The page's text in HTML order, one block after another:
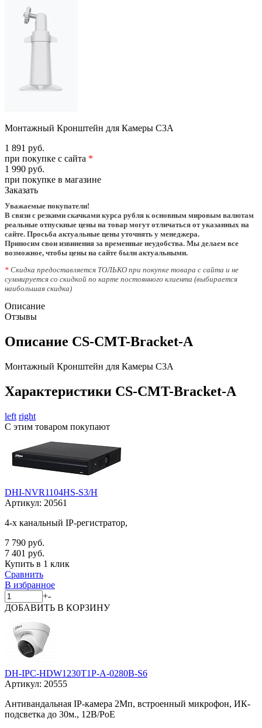
Монтажный Кронштейн для Камеры C3A
1 891 руб.
при покупке с сайта *
1 990 руб.
при покупке в магазине
Заказать
Уважаемые покупатели!
В связи с резкими скачками курса рубля к основным мировым валютам
реальные отпускные цены на товар могут отличаться от указанных на
сайте. Просьба актуальные цены уточнять у менеджера.
Приносим свои извинения за временные неудобства. Мы делаем все
возможное, чтобы цены на сайте были актуальными.
* Скидка предоставляется ТОЛЬКО при покупке товара с сайта и не
суммируется со скидкой по карте постоянного клиента (выбирается
наибольшая скидка)
Описание
Отзывы
Описание CS-CMT-Bracket-A
Монтажный Кронштейн для Камеры C3A
Характеристики CS-CMT-Bracket-A
left right
С этим товаром покупают
DHI-NVR1104HS-S3/H
Артикул: 20561
4-х канальный IP-регистратор,
7 790 руб.
7 401 руб.
Купить в 1 клик
Сравнить
В избранное
+-
ДОБАВИТЬ В КОРЗИНУ
DH-IPC-HDW1230T1P-A-0280B-S6
Артикул: 20555
Антивандальная IP-камера 2Мп, встроенный микрофон, ИК-
подсветка до 30м., 12В/PoE